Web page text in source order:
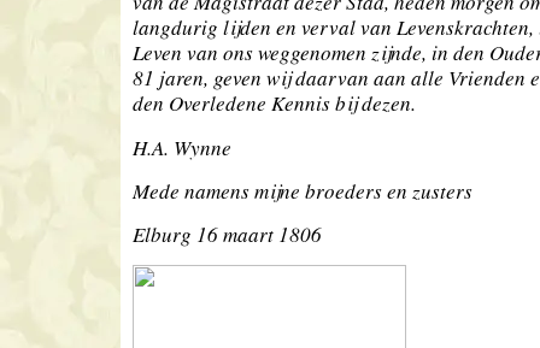
langdurig lijden en verval van
Leven van ons weggenomen zijnde, in den
81 jaren, geven wij daarvan aan alle Vrienden
den Overledene Kennis bij dezen.
H.A. Wynne
Mede namens mijne broeders en zusters
Elburg 16 maart 1806